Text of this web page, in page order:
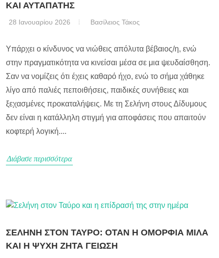
ΚΑΙ ΑΥΤΑΠΑΤΗΣ
28 Ιανουαρίου 2026 Βασίλειος Τάκος
Υπάρχει ο κίνδυνος να νιώθεις απόλυτα βέβαιος/η, ενώ
στην πραγματικότητα να κινείσαι μέσα σε μια ψευδαίσθηση.
Σαν να νομίζεις ότι έχεις καθαρό ήχο, ενώ το σήμα χάθηκε
λίγο από παλιές πεποιθήσεις, παιδικές συνήθειες και
ξεχασμένες προκαταλήψεις. Με τη Σελήνη στους Δίδυμους
δεν είναι η κατάλληλη στιγμή για αποφάσεις που απαιτούν
κοφτερή λογική....
Διάβασε περισσότερα
ΣΕΛΗΝΗ ΣΤΟΝ ΤΑΥΡΟ: ΟΤΑΝ Η ΟΜΟΡΦΙΑ ΜΙΛΑ
ΚΑΙ Η ΨΥΧΗ ΖΗΤΑ ΓΕΙΩΣΗ